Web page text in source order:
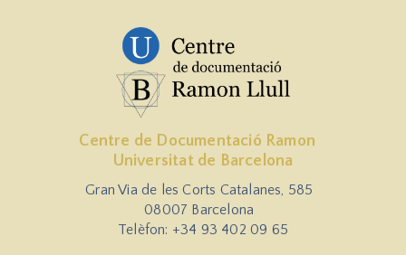
Centre de Documentació Ramon
Universitat de Barcelona
Gran Via de les Corts Catalanes, 585
08007 Barcelona
Telèfon: +34 93 402 09 65